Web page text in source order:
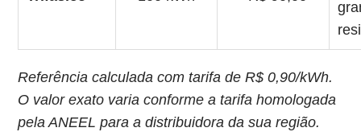
Referência calculada com tarifa de R$ 0,90/kWh.
O valor exato varia conforme a tarifa homologada
pela ANEEL para a distribuidora da sua região.